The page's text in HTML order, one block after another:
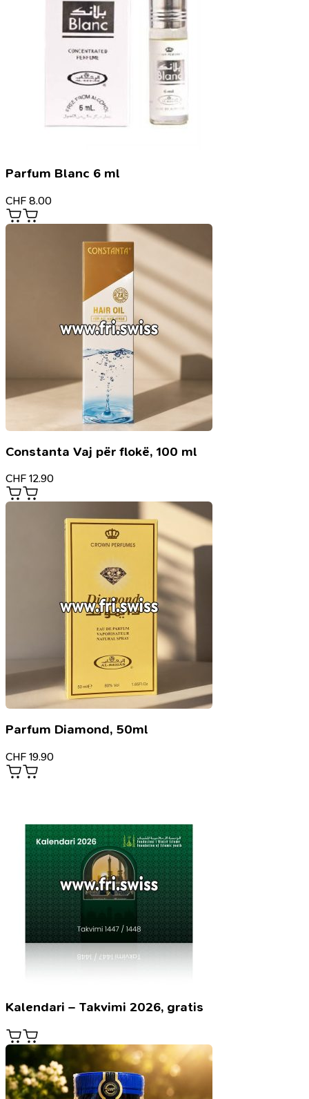
Parfum Blanc 6 ml
CHF 8.00
Constanta Vaj për flokë, 100 ml
CHF 12.90
Parfum Diamond, 50ml
CHF 19.90
Kalendari – Takvimi 2026, gratis